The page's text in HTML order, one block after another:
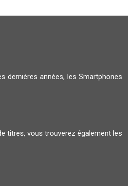
dernières années, les Smartphones
titres, vous trouverez également les